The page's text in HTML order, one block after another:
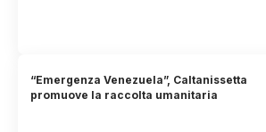
“Emergenza Venezuela”, Caltanissetta
promuove la raccolta umanitaria